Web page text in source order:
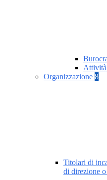
Attività
Organizzazione 8
Titolari di
di direzione